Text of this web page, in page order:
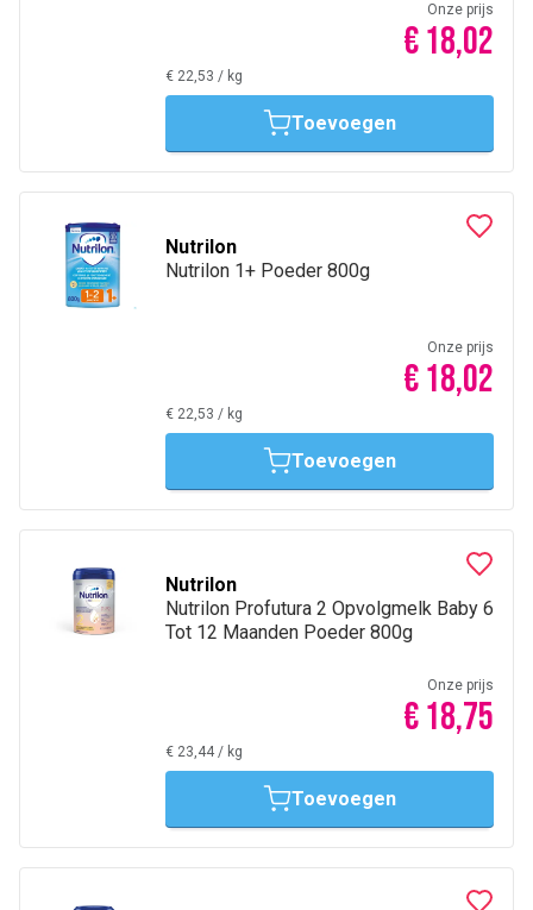
Onze prijs
€ 18,02
€ 22,53 / kg
Toevoegen
Nutrilon
Nutrilon 1+ Poeder 800g
Onze prijs
€ 18,02
€ 22,53 / kg
Toevoegen
Nutrilon
Nutrilon Profutura 2 Opvolgmelk Baby 6
Tot 12 Maanden Poeder 800g
Onze prijs
€ 18,75
€ 23,44 / kg
Toevoegen